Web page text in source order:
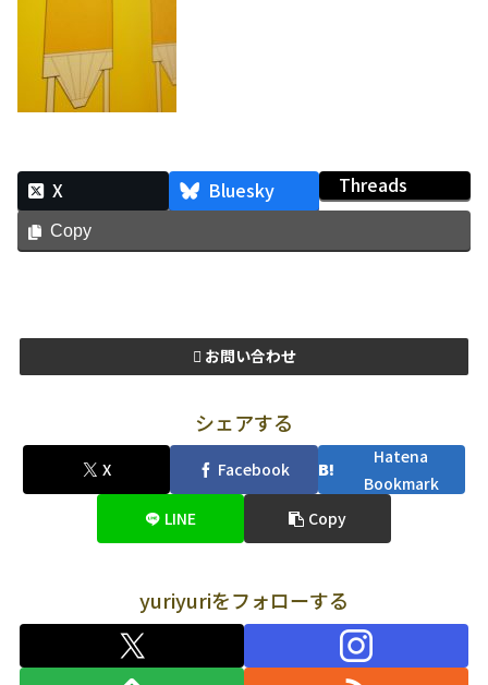
X Bluesky Threads
Copy
お問い合わせ
シェアする
X Facebook
Hatena
Bookmark
LINE
Copy
yuriyuriをフォローする